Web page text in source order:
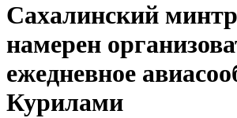
Сахалинский
намерен
ежедневное
Курилами